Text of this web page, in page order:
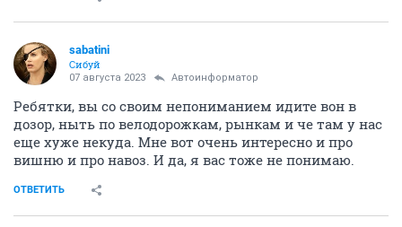
sabatini
Сибуй
07 августа 2023 Автоинформатор
Ребятки, вы со своим непониманием идите вон в
дозор, ныть по велодорожкам, рынкам и че там у нас
еще хуже некуда. Мне вот очень интересно и про
вишню и про навоз. И да, я вас тоже не понимаю.
ОТВЕТИТЬ